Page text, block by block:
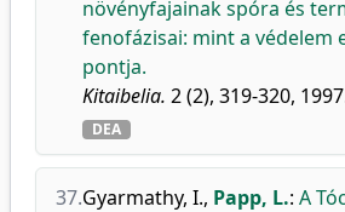
növényfajainak spóra és
fenofázisai: mint a védelem
pontja.
Kitaibelia. 2 (2), 319-320,
DEA
37.Gyarmathy, I., Papp, L.: A